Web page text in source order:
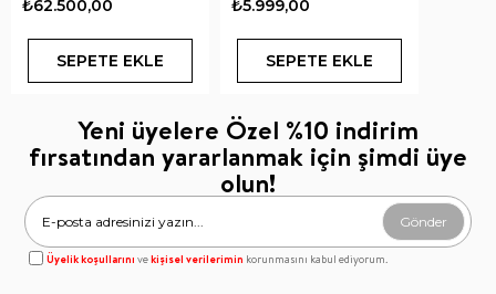
₺62.500,00
SEPETE EKLE
₺5.999,00
SEPETE EKLE
Yeni üyelere Özel %10 indirim
fırsatından yararlanmak için şimdi üye
olun!
Gönder
Üyelik koşullarını vekişisel verilerimin korunmasını kabul ediyorum.